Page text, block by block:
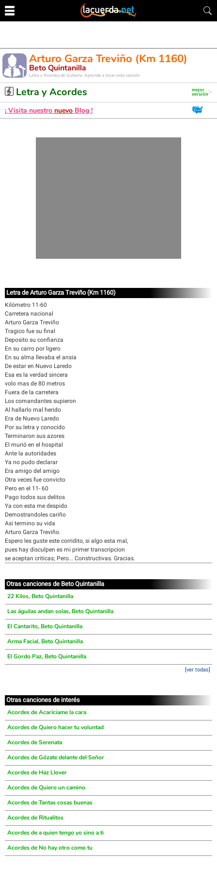
Arturo Garza Treviño (Km 1160)
Beto Quintanilla
Letra y Acordes de Guitarra. Aprende a tocar esta canción
Letra y Acordes
¡ Visita nuestro nuevo Blog !
Letra de Arturo Garza Treviño (Km 1160)
Kilómetro 11-60
Carretera nacional
Arturo Garza Treviño
Tragico fue su final
Deposito su confianza
En su carro por ligero
En su alma llevaba el ansia
De estar en Nuevo Laredo
Esa es la verdad sincera
volo mas de 80 metros
Fuera de la carretera
Los comandantes supieron
Al hallarlo mal herido
Era de Nuevo Laredo
Por su letra y conocido
Terminaron sus azores
El murió en el hospital
Ante la autoridades
Ya no pudo declarar
Era amigo del amigo
Otra veces fue convicto
Pero en el 11- 60
Pago todos sus delitos
Ya con esta me despido
Demostrandoles cariño
Asi termino su vida
Arturo Garza Treviño.
Espero les guste este corridito, si algo esta mal,
pues hay disculpen es mi primer transcripcion
se aceptan criticas; Pero... Constructivas. Gracias.
Otras canciones de Beto Quintanilla
22 Kilos, Beto Quintanilla
Las águilas andan solas, Beto Quintanilla
El Cantarito, Beto Quintanilla
Arma Facial, Beto Quintanilla
El Gordo Paz, Beto Quintanilla
[ver todas]
Otras canciones de interés
Acordes de Acaríciame la cara
Acordes de Quiero hacer tu voluntad
Acordes de Serenata
Acordes de Gózate delante del Señor
Acordes de Haz Llover
Acordes de Quiero un camino
Acordes de Tantas cosas buenas
Acordes de Ritualitos
Acordes de a quien tengo yo sino a ti
Acordes de No hay otro como tu